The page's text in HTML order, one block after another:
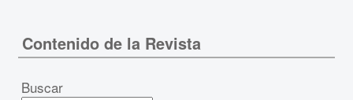
Contenido de la Revista
Buscar